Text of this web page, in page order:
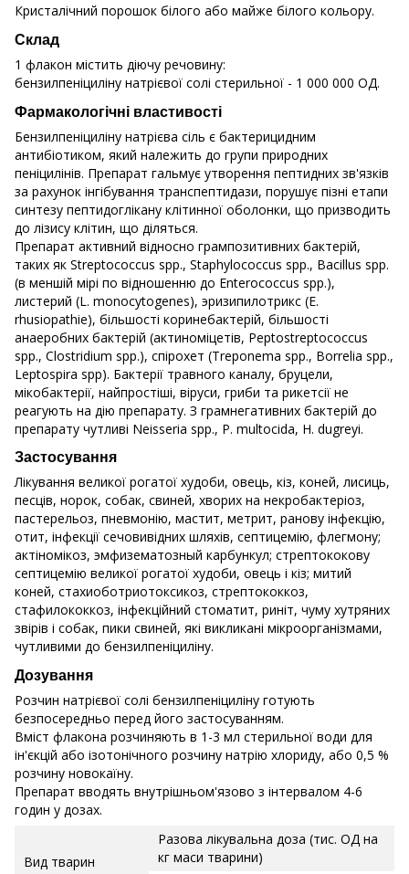
Кристалічний порошок білого або майже білого кольору.
Склад
1 флакон містить діючу речовину:
бензилпеніциліну натрієвої солі стерильної - 1 000 000 ОД.
Фармакологічні властивості
Бензилпеніциліну натрієва сіль є бактерицидним
антибіотиком, який належить до групи природних
пеніцилінів. Препарат гальмує утворення пептидних зв'язків
за рахунок інгібування транспептидази, порушує пізні етапи
синтезу пептидоглікану клітинної оболонки, що призводить
до лізису клітин, що діляться.
Препарат активний відносно грампозитивних бактерій,
таких як Streptococcus spp., Staphylococcus spp., Bacillus spp.
(в меншій мірі по відношенню до Enterococcus spp.),
листерий (L. monocytogenes), эризипилотрикс (E.
rhusiopathie), більшості коринебактерій, більшості
анаеробних бактерій (актиноміцетів, Peptostreptococcus
spp., Clostridium spp.), спірохет (Treponema spp., Borrelia spp.,
Leptospira spp). Бактерії травного каналу, бруцели,
мікобактерії, найпростіші, віруси, гриби та рикетсії не
реагують на дію препарату. З грамнегативних бактерій до
препарату чутливі Neisseria spp., P. multocida, H. dugreyi.
Застосування
Лікування великої рогатої худоби, овець, кіз, коней, лисиць,
песців, норок, собак, свиней, хворих на некробактеріоз,
пастерельоз, пневмонію, мастит, метрит, ранову інфекцію,
отит, інфекції сечовивідних шляхів, септицемію, флегмону;
актіномікоз, эмфизематозный карбункул; стрептококову
септицемію великої рогатої худоби, овець і кіз; митий
коней, стахиоботриотоксикоз, стрептококкоз,
стафилококкоз, інфекційний стоматит, риніт, чуму хутряних
звірів і собак, пики свиней, які викликані мікроорганізмами,
чутливими до бензилпеніциліну.
Дозування
Розчин натрієвої солі бензилпеніциліну готують
безпосередньо перед його застосуванням.
Вміст флакона розчиняють в 1-3 мл стерильної води для
ін'єкцій або ізотонічного розчину натрію хлориду, або 0,5 %
розчину новокаїну.
Препарат вводять внутрішньом'язово з інтервалом 4-6
годин у дозах.
Вид тварин
Разова лікувальна доза (тис. ОД на
кг маси тварини)